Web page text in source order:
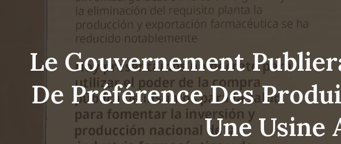
Le Gouvernement
De Préférence Des
Une Usine